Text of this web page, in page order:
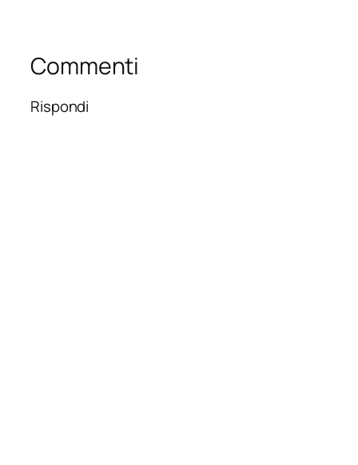
Commenti
Rispondi